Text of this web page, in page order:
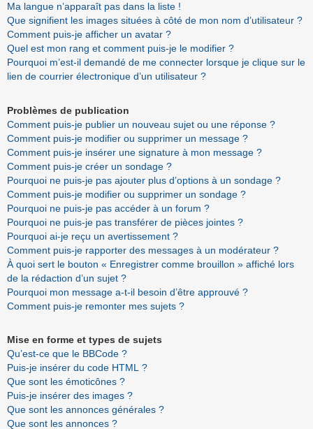
Ma langue n’apparaît pas dans la liste !
Que signifient les images situées à côté de mon nom d’utilisateur ?
Comment puis-je afficher un avatar ?
Quel est mon rang et comment puis-je le modifier ?
Pourquoi m’est-il demandé de me connecter lorsque je clique sur le
lien de courrier électronique d’un utilisateur ?
Problèmes de publication
Comment puis-je publier un nouveau sujet ou une réponse ?
Comment puis-je modifier ou supprimer un message ?
Comment puis-je insérer une signature à mon message ?
Comment puis-je créer un sondage ?
Pourquoi ne puis-je pas ajouter plus d’options à un sondage ?
Comment puis-je modifier ou supprimer un sondage ?
Pourquoi ne puis-je pas accéder à un forum ?
Pourquoi ne puis-je pas transférer de pièces jointes ?
Pourquoi ai-je reçu un avertissement ?
Comment puis-je rapporter des messages à un modérateur ?
À quoi sert le bouton « Enregistrer comme brouillon » affiché lors
de la rédaction d’un sujet ?
Pourquoi mon message a-t-il besoin d’être approuvé ?
Comment puis-je remonter mes sujets ?
Mise en forme et types de sujets
Qu’est-ce que le BBCode ?
Puis-je insérer du code HTML ?
Que sont les émoticônes ?
Puis-je insérer des images ?
Que sont les annonces générales ?
Que sont les annonces ?